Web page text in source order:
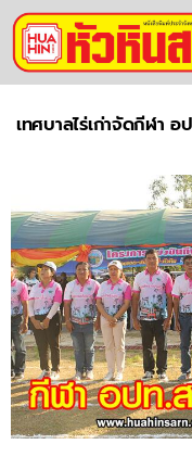
เทศบาลไร่เก่าจัดกีฬา